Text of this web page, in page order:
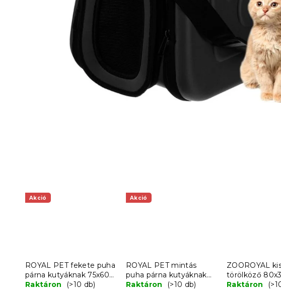
Akció
ROYAL PET fekete puha
párna kutyáknak 75x60
cm
Raktáron (>10 db)
Akció
ROYAL PET mintás
puha párna kutyáknak
75x60 cm
Raktáron (>10 db)
ZOOROYAL
törölköző
szürkéskék
Raktáron